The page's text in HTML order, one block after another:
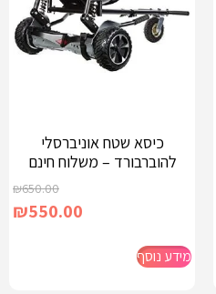
כיסא שטח אוניברסלי
להוברבורד – משלוח חינם
₪650.00
₪550.00
מידע נוסף